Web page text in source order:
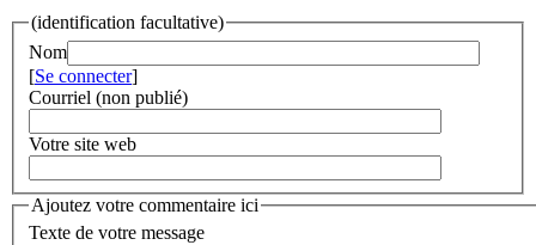
(identification facultative)
Nom
[Se connecter]
Courriel (non publié)
Votre site web
Ajoutez votre commentaire ici
Texte de votre message